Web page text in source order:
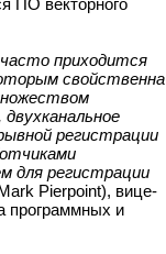
приходится
свойственна
регистрации
для регистрации
Pierpoint), вице-
программных и